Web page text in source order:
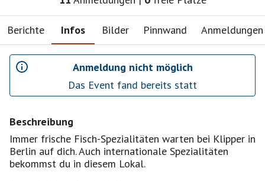
Berichte Infos Bilder Pinnwand Anmeldungen
Anmeldung nicht möglich
Das Event fand bereits statt
Beschreibung
Immer frische Fisch-Spezialitäten warten bei Klipper in
Berlin auf dich. Auch internationale Spezialitäten
bekommst du in diesem Lokal.